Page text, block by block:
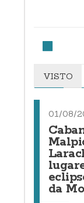
VISTO
01/08/
da